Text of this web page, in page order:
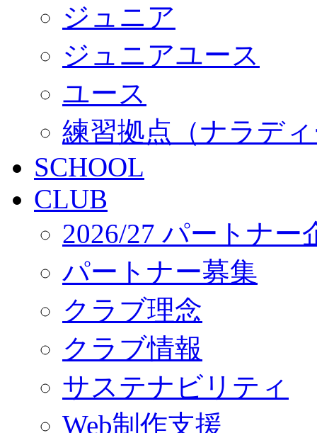
ジュニア
ジュニアユース
ユース
練習拠点（ナラデ
SCHOOL
CLUB
2026/27 パートナー
パートナー募集
クラブ理念
クラブ情報
サステナビリティ
Web制作支援